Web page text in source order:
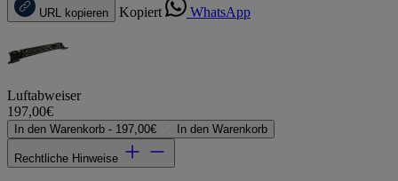
URL kopieren Kopiert WhatsApp
Luftabweiser
197,00€
In den Warenkorb - 197,00€ In den Warenkorb
Rechtliche Hinweise